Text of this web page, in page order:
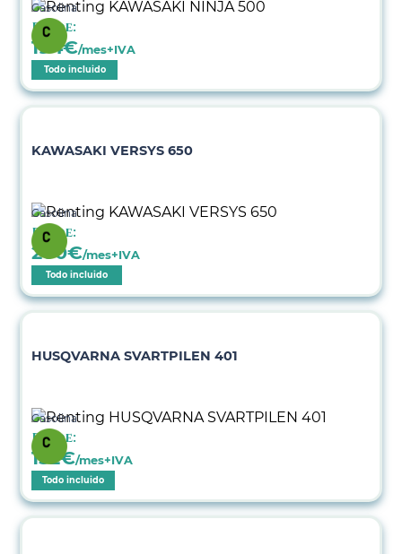
Gasolina
Desde:
194€/mes+IVA
Todo incluido
KAWASAKI VERSYS 650
Gasolina
Desde:
200€/mes+IVA
Todo incluido
HUSQVARNA SVARTPILEN 401
Gasolina
Desde:
152€/mes+IVA
Todo incluido